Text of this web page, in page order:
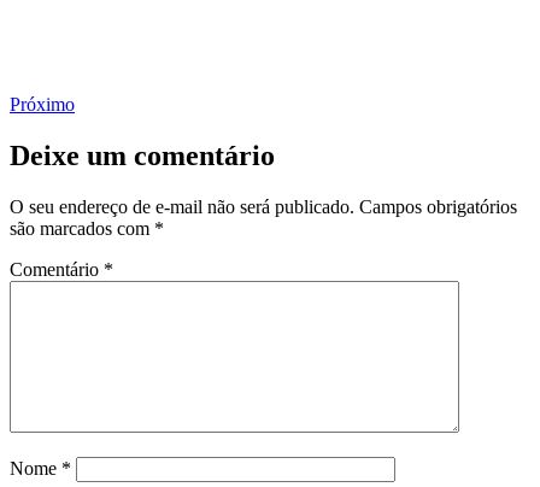
Próximo
Deixe um comentário
O seu endereço de e-mail não será publicado. Campos obrigatórios
são marcados com *
Comentário *
Nome *